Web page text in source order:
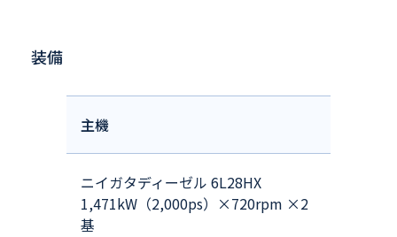
装備
主機
ニイガタディーゼル 6L28HX
1,471kW（2,000ps）×720rpm ×2
基